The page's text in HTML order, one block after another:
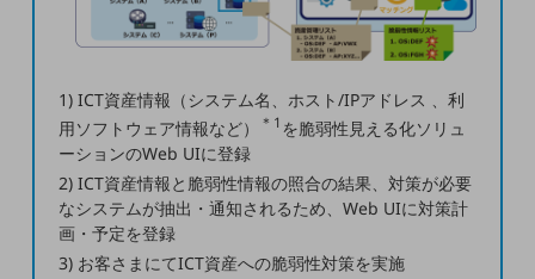
職場環境整備
地域共創・地方創生
セキュリティ対策
遠隔監視
1) ICT資産情報（システム名、ホスト/IPアドレス 、利
用ソフトウェア情報など）
＊1 を脆弱性見える化ソリュ
ーションのWeb UIに登録
2) ICT資産情報と脆弱性情報の照合の結果、対策が必要
なシステムが抽出・通知されるため、Web UIに対策計
画・予定を登録
3) お客さまにてICT資産への脆弱性対策を実施